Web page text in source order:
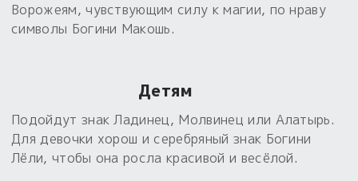
Ворожеям, чувствующим силу к магии, по нраву
символы Богини Макошь.
Детям
Подойдут знак Ладинец, Молвинец или Алатырь.
Для девочки хорош и серебряный знак Богини
Лёли, чтобы она росла красивой и весёлой.